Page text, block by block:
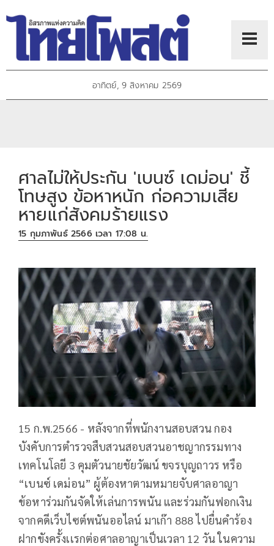
อาทิตย์, 9 สิงหาคม 2569
ศาลไม่ให้ประกัน 'เบนซ์ เดม่อน' ชี้
โทษสูง ข้อหาหนัก ก่อความเสีย
หายแก่สังคมร้ายแรง
15 กุมภาพันธ์ 2566 เวลา 17:08 น.
15 ก.พ.2566 - หลังจากที่พนักงานสอบสวน กอง
บังคับการตำรวจสืบสวนสอบสวนอาชญากรรมทาง
เทคโนโลยี 3 คุมตัวนายชัยวัฒน์ ขจรบุญถาวร หรือ
“เบนซ์ เดม่อน” ผู้ต้องหาตามหมายจับศาลอาญา
ข้อหาร่วมกันจัดให้เล่นการพนัน และร่วมกันฟอกเงิน
จากคดีเว็บไซต์พนันออไลน์ มาเก๊า 888 ไปยื่นคำร้อง
ฝากขังครั้งเเรกต่อศาลอาญาเป็นเวลา 12 วัน ในความ